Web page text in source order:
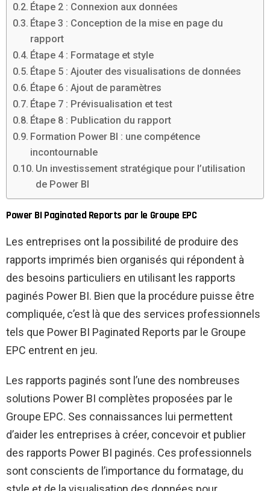
Étape 2 : Connexion aux données
Étape 3 : Conception de la mise en page du
rapport
Étape 4 : Formatage et style
Étape 5 : Ajouter des visualisations de données
Étape 6 : Ajout de paramètres
Étape 7 : Prévisualisation et test
Étape 8 : Publication du rapport
Formation Power BI : une compétence
incontournable
Un investissement stratégique pour l’utilisation
de Power BI
Power BI Paginated Reports par le Groupe EPC
Les entreprises ont la possibilité de produire des
rapports imprimés bien organisés qui répondent à
des besoins particuliers en utilisant les rapports
paginés Power BI. Bien que la procédure puisse être
compliquée, c’est là que des services professionnels
tels que Power BI Paginated Reports par le Groupe
EPC entrent en jeu.
Les rapports paginés sont l’une des nombreuses
solutions Power BI complètes proposées par le
Groupe EPC. Ses connaissances lui permettent
d’aider les entreprises à créer, concevoir et publier
des rapports Power BI paginés. Ces professionnels
sont conscients de l’importance du formatage, du